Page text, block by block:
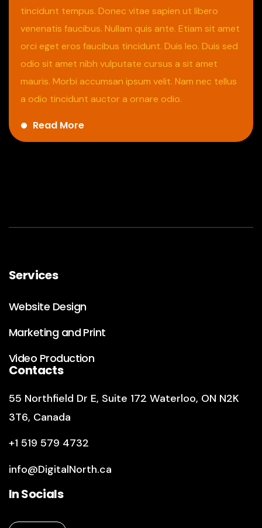
tincidunt tempus. Donec vitae sapien ut libero
venenatis faucibus. Nullam quis ante. Etiam sit amet
orci eget eros faucibus tincidunt. Duis leo. Duis sed
odio sit amet nibh vulputate cursus a sit amet
mauris. Morbi accumsan ipsum velit. Nam nec tellus
a odio tincidunt auctor a ornare odio.
Read More
Services
Website Design
Marketing and Print
Video Production
Contacts
55 Northfield Dr E, Suite 172 Waterloo, ON N2K
3T6, Canada
+1 519 579 4732
info@DigitalNorth.ca
In Socials